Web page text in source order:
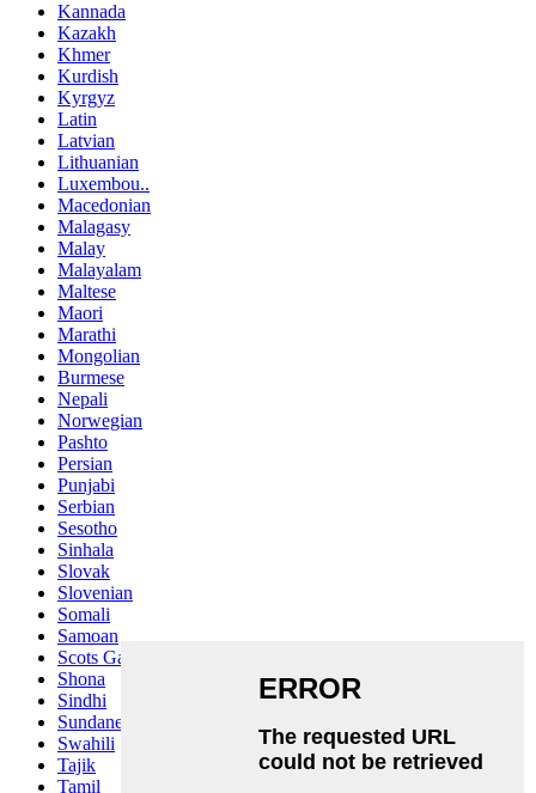
Kannada
Kazakh
Khmer
Kurdish
Kyrgyz
Latin
Latvian
Lithuanian
Luxembou..
Macedonian
Malagasy
Malay
Malayalam
Maltese
Maori
Marathi
Mongolian
Burmese
Nepali
Norwegian
Pashto
Persian
Punjabi
Serbian
Sesotho
Sinhala
Slovak
Slovenian
Somali
Samoan
Scots Gaelic
Shona
Sindhi
Sundanese
Swahili
Tajik
Tamil